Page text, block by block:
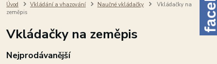
Úvod Vkládání a vhazování Naučné vkládačky
Vkládačky na
zeměpis
Vkládačky na zeměpis
Nejprodávanější